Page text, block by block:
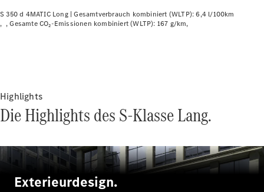
Alle
Limousine
Limousine
Elektrisch
EQS
Limousine
Elektrisch
E-Klasse
S 350 d 4MATIC Long |Gesamtverbrauch kombiniert (WLTP): 6,4 l/100km
Gesamte CO₂-Emissionen kombiniert (WLTP): 167 g/km
Highlights
Die Highlights des S-Klasse Lang.
Exterieurdesign.